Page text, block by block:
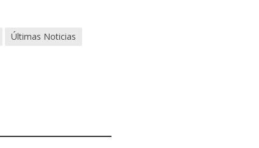
Últimas Noticias